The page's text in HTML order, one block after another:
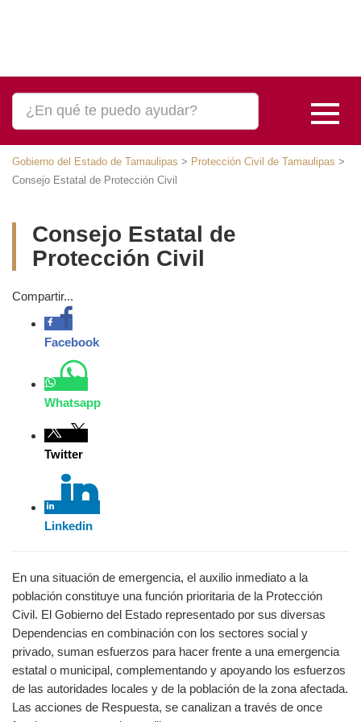
Gobierno del Estado de Tamaulipas>Protección Civil de Tamaulipas>
Consejo Estatal de Protección Civil
Consejo Estatal de Protección
Civil
En una situación de emergencia, el auxilio inmediato a la
población constituye una función prioritaria de la Protección
Dependencias en combinación con los sectores social y
privado, suman esfuerzos para hacer frente a una emergencia
estatal o municipal, complementando y apoyando los
esfuerzos de las autoridades locales y de la población de la
zona afectada. Las acciones de Respuesta, se canalizan a
través de once funciones y grupos de auxilio:
1. Grupo de Alertamiento
2. Grupo de Comunicación Social de la
3. Grupo de Coordinación de la Emergencia